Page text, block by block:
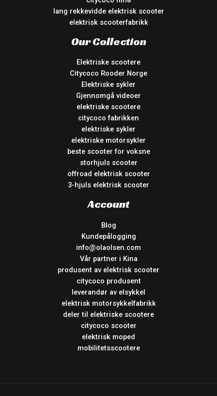
lang rekkevidde elektrisk scooter
elektrisk scooterfabrikk
Our Collection
Elektriske scootere
Citycoco Rooder Norge
Elektriske sykler
Gjennomgå videoer
elektriske scootere
citycoco fabrikken
elektriske sykler
elektriske motorsykler
beste scooter for voksne
storhjuls scooter
offroad elektrisk scooter
3-hjuls elektrisk scooter
Account
Blog
Kundepålogging
info@olaolsen.com
Vår partner i Kina
produsent av elektrisk scooter
citycoco produsent
leverandør av elsykkel
elektrisk motorsykkelfabrikk
deler til elektriske scootere
citycoco scooter
elektrisk moped
mobilitetsscootere